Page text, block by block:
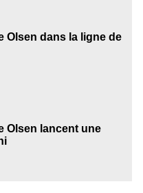
Olsen dans la ligne de
Olsen lancent une